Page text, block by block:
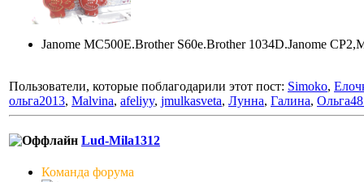
Janome MC500E.Brother S60e.Brother 1034D.Janome
Пользователи, которые поблагодарили этот пост: Simoko,
ольга2013, Malvina, afeliyy, jmulkasveta, Лунна, Галина,
Lud-Mila1312
Команда форума